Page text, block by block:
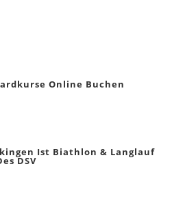
Online Buchen
Ist Biathlon & Langlauf
DSV